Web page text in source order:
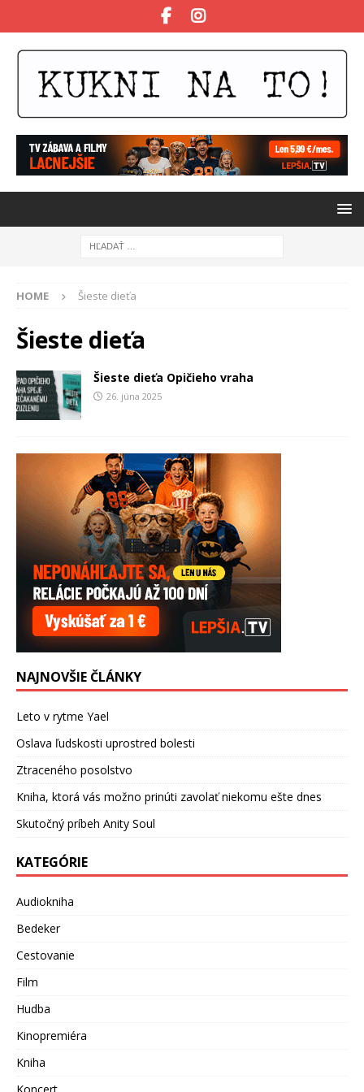
HOME Šieste dieťa
Šieste dieťa
Šieste dieťa Opičieho vraha
26. júna 2025
NAJNOVŠIE ČLÁNKY
Leto v rytme Yael
Oslava ľudskosti uprostred bolesti
Ztraceného posolstvo
Kniha, ktorá vás možno prinúti zavolať niekomu ešte dnes
Skutočný príbeh Anity Soul
KATEGÓRIE
Audiokniha
Bedeker
Cestovanie
Film
Hudba
Kinopremiéra
Kniha
Koncert